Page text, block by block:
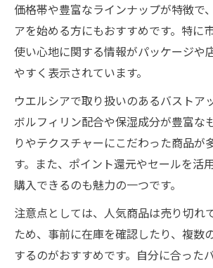
価格帯や豊富なラインナップが特徴で
アを始める方にもおすすめです。特に
使い心地に関する情報がパッケージや
やすく表示されています。
ウエルシアで取り扱いのあるバストア
ボルフィリン配合や保湿成分が豊富な
りやテクスチャーにこだわった商品が
す。また、ポイント還元やセールを活
購入できるのも魅力の一つです。
注意点としては、人気商品は売り切れ
ため、事前に在庫を確認したり、複数
するのがおすすめです。自分に合った